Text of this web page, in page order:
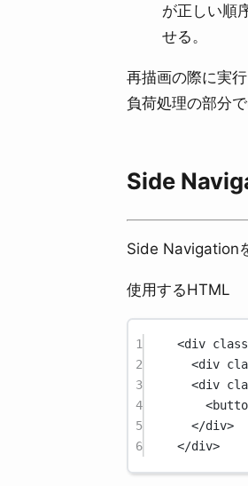
が正しい順
せる。
再描画の際に実
負荷処理の部分
Side
Side Navigation
使用するHTML
1 <div class
2
<div
3
<div
4
<
5
</div>
6
</div>